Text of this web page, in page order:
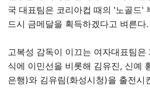
국 대표팀은 코리아컵 때의 '노골드'
드시 금메달을 획득하겠다고 벼른다.
고복성 감독이 이끄는 여자대표팀은
식에 이민선을 비롯해 김유진, 신예
은행)와 김유림(화성시청)을 출전시